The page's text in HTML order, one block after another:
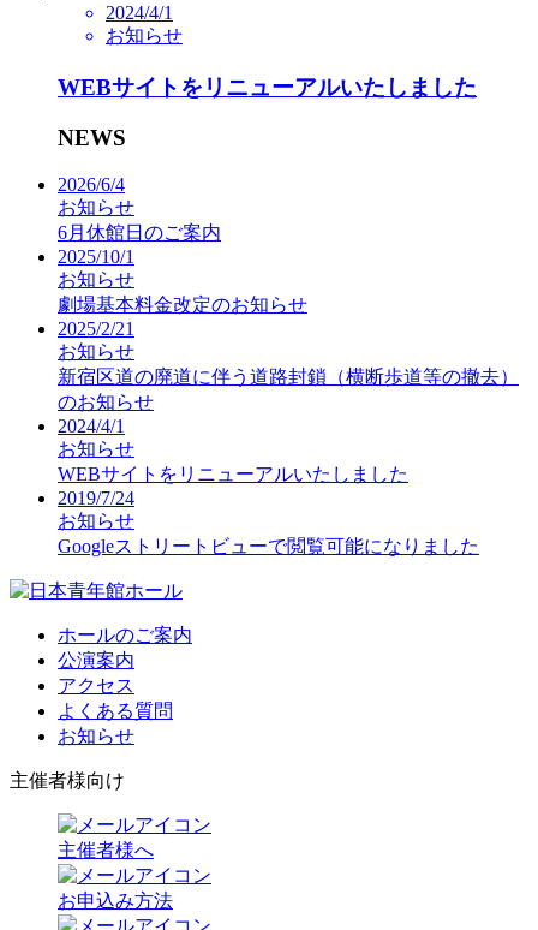
2024/4/1
お知らせ
WEBサイトをリニューアルいたしました
NEWS
2026/6/4
お知らせ
6月休館日のご案内
2025/10/1
お知らせ
劇場基本料金改定のお知らせ
2025/2/21
お知らせ
新宿区道の廃道に伴う道路封鎖（横断歩道等の撤去）
のお知らせ
2024/4/1
お知らせ
WEBサイトをリニューアルいたしました
2019/7/24
お知らせ
Googleストリートビューで閲覧可能になりました
ホールのご案内
公演案内
アクセス
よくある質問
お知らせ
主催者様向け
主催者様へ
お申込み方法